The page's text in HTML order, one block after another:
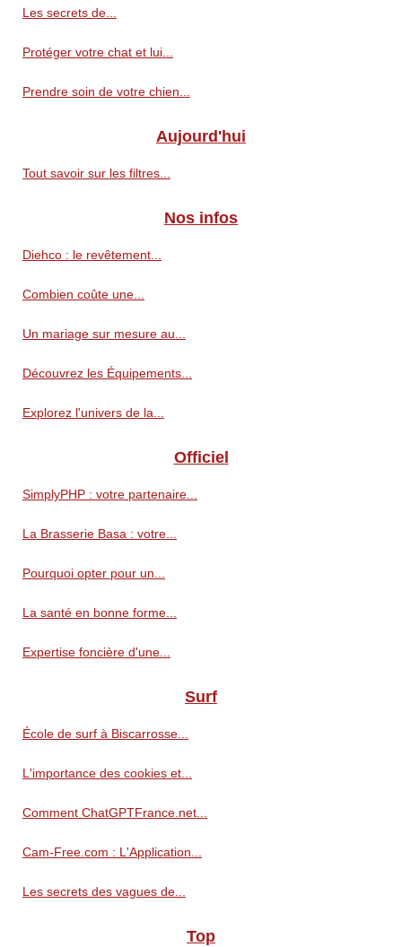
Les secrets de...
Protéger votre chat et lui...
Prendre soin de votre chien...
Aujourd'hui
Tout savoir sur les filtres...
Nos infos
Diehco : le revêtement...
Combien coûte une...
Un mariage sur mesure au...
Découvrez les Équipements...
Explorez l'univers de la...
Officiel
SimplyPHP : votre partenaire...
La Brasserie Basa : votre...
Pourquoi opter pour un...
La santé en bonne forme...
Expertise foncière d'une...
Surf
École de surf à Biscarrosse...
L'importance des cookies et...
Comment ChatGPTFrance.net...
Cam-Free.com : L'Application...
Les secrets des vagues de...
Top